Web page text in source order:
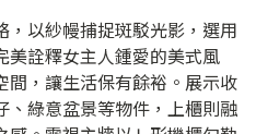
，以紗幔捕捉斑駁光影，選用
美詮釋女主人鍾愛的美式風
間，讓生活保有餘裕。展示收
、綠意盆景等物件，上櫃則融